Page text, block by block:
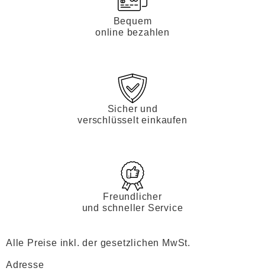
Bequem
online bezahlen
Sicher und
verschlüsselt einkaufen
Freundlicher
und schneller Service
Alle Preise inkl. der gesetzlichen MwSt.
Adresse